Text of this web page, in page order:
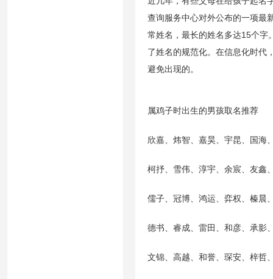
查询服务中心对外公布的一项最
常姓名，最长的姓名多达15个字
了姓名的规范化。在信息化时代
避免出现的。
属鸡子时出生的男孩取名推荐
欣嘉、炜智、嘉昊、宇昆、国海
柯抒、雪伟、淳宇、余宸、友鑫
儒子、冠博、鸿运、弈权、榛晨
德书、睿成、雷田、和彦、承影
文锦、高越、和誉、琛安、梓哲